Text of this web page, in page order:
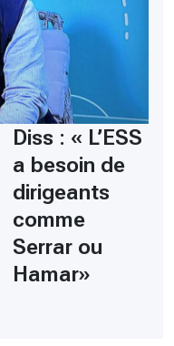
Diss : « L’ESS
a besoin de
dirigeants
comme
Serrar ou
Hamar»